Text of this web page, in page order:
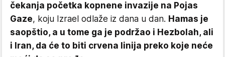
čekanja početka kopnene invazije na Pojas
Gaze, koju Izrael odlaže iz dana u dan. Hamas je
saopštio, a u tome ga je podržao i Hezbolah, ali
i Iran, da će to biti crvena linija preko koje neće